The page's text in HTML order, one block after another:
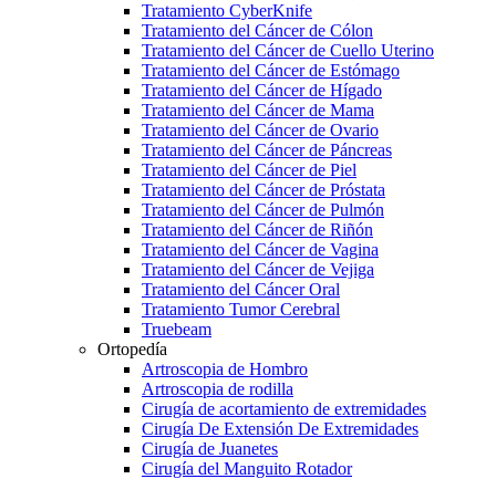
Tratamiento CyberKnife
Tratamiento del Cáncer de Cólon
Tratamiento del Cáncer de Cuello Uterino
Tratamiento del Cáncer de Estómago
Tratamiento del Cáncer de Hígado
Tratamiento del Cáncer de Mama
Tratamiento del Cáncer de Ovario
Tratamiento del Cáncer de Páncreas
Tratamiento del Cáncer de Piel
Tratamiento del Cáncer de Próstata
Tratamiento del Cáncer de Pulmón
Tratamiento del Cáncer de Riñón
Tratamiento del Cáncer de Vagina
Tratamiento del Cáncer de Vejiga
Tratamiento del Cáncer Oral
Tratamiento Tumor Cerebral
Truebeam
Ortopedía
Artroscopia de Hombro
Artroscopia de rodilla
Cirugía de acortamiento de extremidades
Cirugía De Extensión De Extremidades
Cirugía de Juanetes
Cirugía del Manguito Rotador